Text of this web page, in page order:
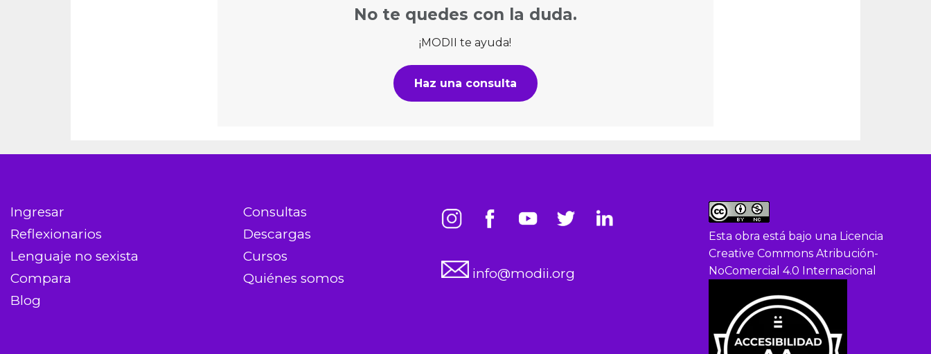
No te quedes con la duda.
¡MODII te ayuda!
Haz una consulta
Ingresar
Reflexionarios
Lenguaje no sexista
Compara
Blog
Consultas
Descargas
Cursos
Quiénes somos
info@modii.org
Esta obra está bajo una Licencia
Creative Commons Atribución-
NoComercial 4.0 Internacional